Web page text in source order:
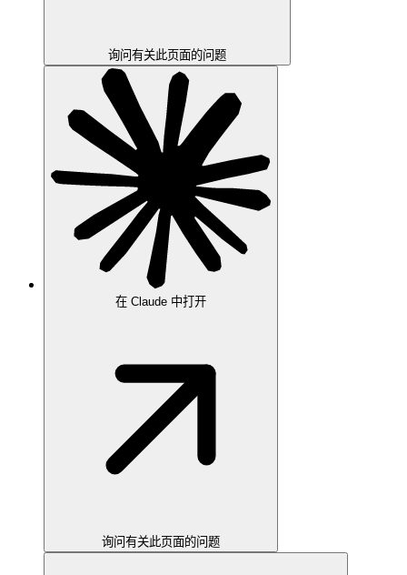
询问有关此页面的问题
在 Claude 中打开
询问有关此页面的问题